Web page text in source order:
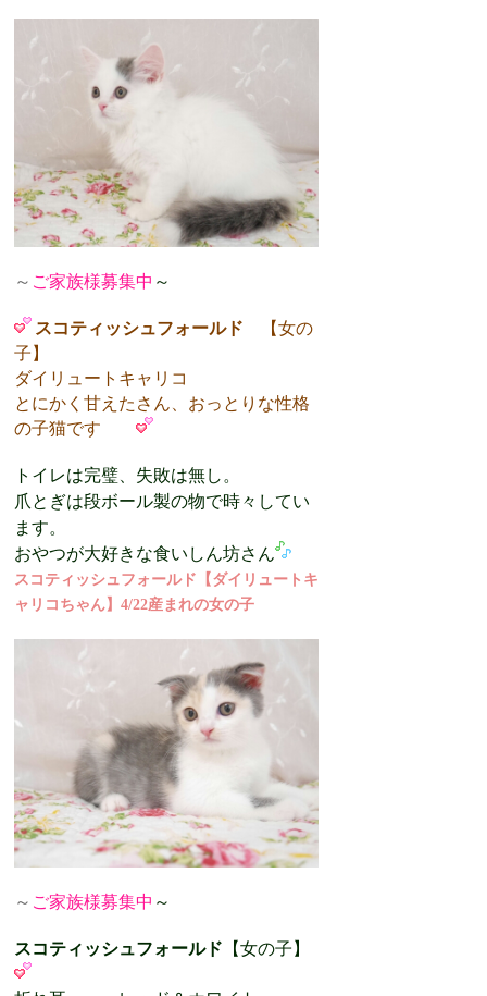
～ ご家族様募集中 ～
スコティッシュフォールド
【女の
子】
ダイリュートキャリコ
とにかく甘えたさん、おっとりな性格
の子猫です
トイレは完璧、失敗は無し。
爪とぎは段ボール製の物で時々してい
ます。
おやつが大好きな食いしん坊さん
スコティッシュフォールド【ダイリュートキ
ャリコちゃん】4/22産まれの女の子
～ ご家族様募集中 ～
スコティッシュフォールド 【女の子】